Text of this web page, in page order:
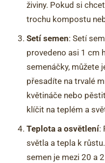
živiny. Pokud si
trochu kompostu
Setí semen: Setí
provedeno asi 1 cm
semenáčky, můžete
přesadíte na trvalé
květináče nebo
klíčit na teplém a
Teplota a osvětlení:
světla a tepla k
semen je mezi 20 a